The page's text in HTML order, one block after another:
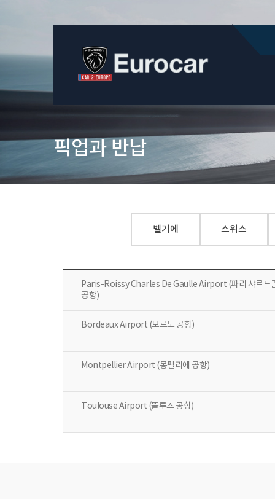
픽업과 반납
벨기에 스위스
Paris-Roissy Charles De Gaulle Airport (파리 샤르드
공항)
Bordeaux Airport (보르도 공항)
Montpellier Airport (몽펠리에 공항)
Toulouse Airport (뚤루즈 공항)